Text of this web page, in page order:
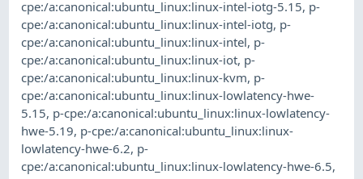
cpe:/a:canonical:ubuntu_linux:linux-intel-iotg-5.15, p-
cpe:/a:canonical:ubuntu_linux:linux-intel-iotg, p-
cpe:/a:canonical:ubuntu_linux:linux-intel, p-
cpe:/a:canonical:ubuntu_linux:linux-iot, p-
cpe:/a:canonical:ubuntu_linux:linux-kvm, p-
cpe:/a:canonical:ubuntu_linux:linux-lowlatency-hwe-
5.15, p-cpe:/a:canonical:ubuntu_linux:linux-lowlatency-
hwe-5.19, p-cpe:/a:canonical:ubuntu_linux:linux-
lowlatency-hwe-6.2, p-
cpe:/a:canonical:ubuntu_linux:linux-lowlatency-hwe-6.5,